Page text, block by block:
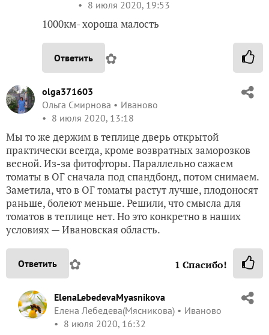
8 июля 2020, 19:53
1000км- хороша малость
Ответить ✿
olga371603
Ольга Смирнова
Иваново
8 июля 2020, 13:18
Мы то же держим в теплице дверь открытой
практически всегда, кроме возвратных заморозков
весной. Из-за фитофторы. Параллельно сажаем
томаты в ОГ сначала под спандбонд, потом снимаем.
Заметила, что в ОГ томаты растут лучше, плодоносят
раньше, болеют меньше. Решили, что смысла для
томатов в теплице нет. Но это конкретно в наших
условиях — Ивановская область.
Ответить ✿ 1 Спасибо!
ElenaLebedevaMyasnikova
Елена Лебедева(Мясникова)
Иваново
8 июля 2020, 16:32